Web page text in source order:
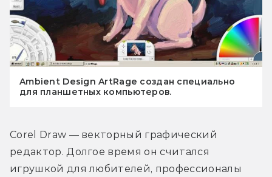
Ambient Design ArtRage создан специально
для планшетных компьютеров.
Corel Draw — векторный графический
редактор. Долгое время он считался
игрушкой для любителей, профессионалы